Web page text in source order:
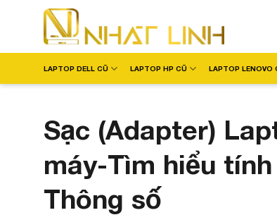
LAPTOP DELL CŨ LAPTOP HP CŨ LAPTOP LENOVO
Sạc (Adapter)
máy-Tìm hiểu
Thông số